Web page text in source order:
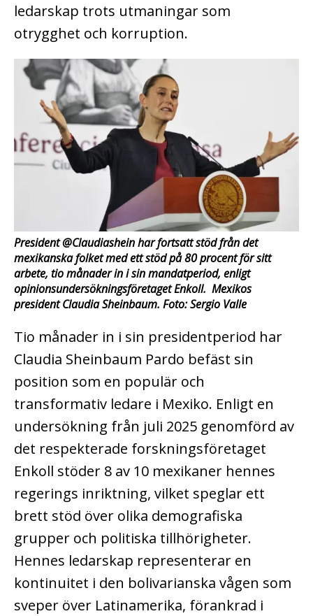
ledarskap trots utmaningar som
otrygghet och korruption.
President @Claudiashein har fortsatt stöd från det
mexikanska folket med ett stöd på 80 procent för sitt
arbete, tio månader in i sin mandatperiod, enligt
opinionsundersökningsföretaget Enkoll. Mexikos
president Claudia Sheinbaum. Foto: Sergio Valle
Tio månader in i sin presidentperiod har
Claudia Sheinbaum Pardo befäst sin
position som en populär och
transformativ ledare i Mexiko. Enligt en
undersökning från juli 2025 genomförd av
det respekterade forskningsföretaget
Enkoll stöder 8 av 10 mexikaner hennes
regerings inriktning, vilket speglar ett
brett stöd över olika demografiska
grupper och politiska tillhörigheter.
Hennes ledarskap representerar en
kontinuitet i den bolivarianska vågen som
sveper över Latinamerika, förankrad i